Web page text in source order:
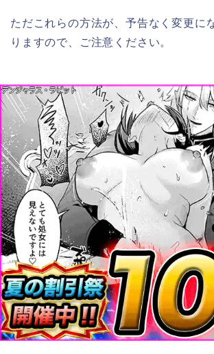
ただこれらの方法が、予告なく変更に
りますので、ご注意ください。